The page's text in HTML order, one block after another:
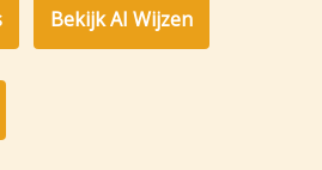
Bekijk AI Wijzen